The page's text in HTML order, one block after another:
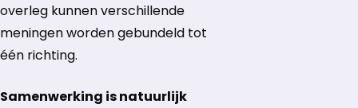
overleg kunnen verschillende
meningen worden gebundeld tot
één richting.
Samenwerking is natuurlijk